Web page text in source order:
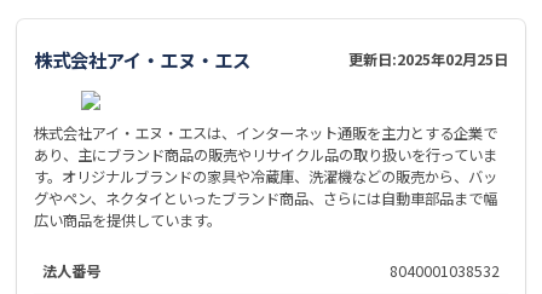
株式会社アイ・エヌ・エス 更新日:2025年02月25日
株式会社アイ・エヌ・エスは、インターネット通販を主力とする企業で
あり、主にブランド商品の販売やリサイクル品の取り扱いを行っていま
す。オリジナルブランドの家具や冷蔵庫、洗濯機などの販売から、バッ
グやペン、ネクタイといったブランド商品、さらには自動車部品まで幅
広い商品を提供しています。
法人番号 8040001038532